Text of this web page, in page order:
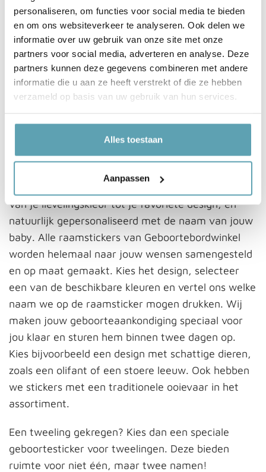
personaliseren, om functies voor social media te bieden
en om ons websiteverkeer te analyseren. Ook delen we
informatie over uw gebruik van onze site met onze
partners voor social media, adverteren en analyse. Deze
partners kunnen deze gegevens combineren met andere
informatie die u aan ze heeft verstrekt of die ze hebben
verzameld op basis van uw gebruik van hun services.
Alles toestaan
Aanpassen
het raam kan tonen? Dan is een raamsticker de
perfecte manier om de geboorte van je kleintje te
vieren! Plak de geboortesticker op het raam in de
woonkamer of keuken, zodat iedereen die langs
loopt kan zien dat jullie een nieuw gezinslid hebben
mogen verwelkomen. Woon je in een
tuin natuurlijk geen optie, een geboortesticker is
dan een goed alternatief.
Raamsticker voor geboorte op maat gemaakt
Van je lievelingskleur tot je favoriete design, en
natuurlijk gepersonaliseerd met de naam van jouw
baby. Alle raamstickers van Geboortebordwinkel
worden helemaal naar jouw wensen samengesteld
en op maat gemaakt. Kies het design, selecteer
een van de beschikbare kleuren en vertel ons welke
naam we op de raamsticker mogen drukken. Wij
maken jouw geboorteaankondiging speciaal voor
jou klaar en sturen hem binnen twee dagen op.
Kies bijvoorbeeld een design met schattige dieren,
zoals een olifant of een stoere leeuw. Ook hebben
we stickers met een traditionele ooievaar in het
assortiment.
Een tweeling gekregen? Kies dan een speciale
geboortesticker voor tweelingen. Deze bieden
ruimte voor niet één, maar twee namen!